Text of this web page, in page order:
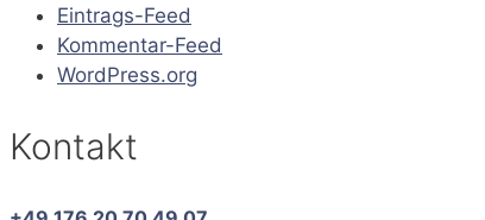
Eintrags-Feed
Kommentar-Feed
WordPress.org
Kontakt